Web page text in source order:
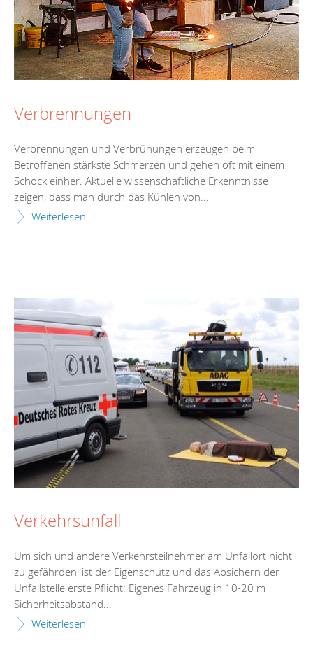
Verbrennungen
Verbrennungen und Verbrühungen erzeugen beim
Betroffenen stärkste Schmerzen und gehen oft mit einem
Schock einher. Aktuelle wissenschaftliche Erkenntnisse
zeigen, dass man durch das Kühlen von...
Weiterlesen
Verkehrsunfall
Um sich und andere Verkehrsteilnehmer am Unfallort nicht
zu gefährden, ist der Eigenschutz und das Absichern der
Unfallstelle erste Pflicht: Eigenes Fahrzeug in 10-20 m
Sicherheitsabstand...
Weiterlesen